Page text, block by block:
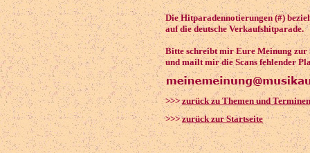
Die Hitparadennotierungen (#)
auf die deutsche Verkaufshitparade.
Bitte schreibt mir Eure Meinung zur
und mailt mir die Scans fehlender
>>>zurück zu Themen und Terminen
>>>zurück zur Startseite